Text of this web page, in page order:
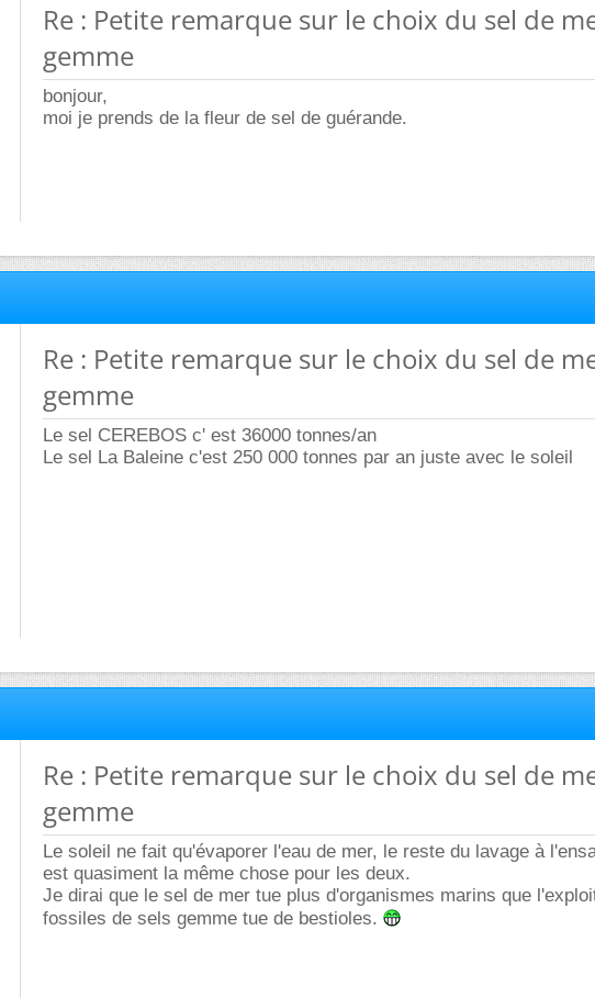
Re : Petite remarque sur le choix du sel de
gemme
bonjour,
moi je prends de la fleur de sel de guérande.
Re : Petite remarque sur le choix du sel de
gemme
Le sel CEREBOS c' est 36000 tonnes/an
Le sel La Baleine c'est 250 000 tonnes par an juste avec le soleil
Re : Petite remarque sur le choix du sel de
gemme
Le soleil ne fait qu'évaporer l'eau de mer, le reste du lavage à
est quasiment la même chose pour les deux.
Je dirai que le sel de mer tue plus d'organismes marins que
fossiles de sels gemme tue de bestioles.